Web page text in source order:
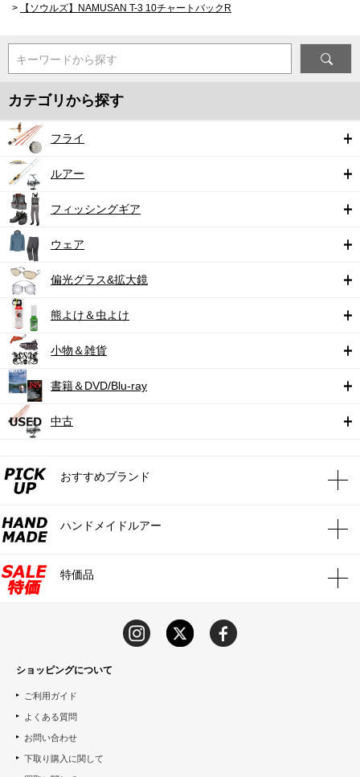
>
【ソウルズ】NAMUSAN T-3 10チャートバックR
キーワードから探す
カテゴリから探す
フライ
ルアー
フィッシングギア
ウェア
偏光グラス&拡大鏡
熊よけ＆虫よけ
小物＆雑貨
書籍＆DVD/Blu-ray
中古
おすすめブランド
ハンドメイドルアー
特価品
ショッピングについて
ご利用ガイド
よくある質問
お問い合わせ
下取り購入に関して